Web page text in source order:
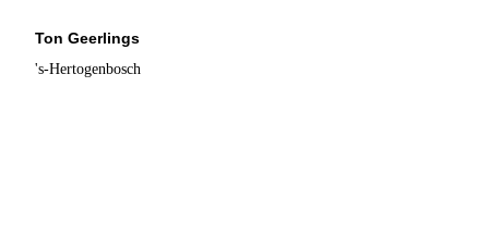
Ton Geerlings
's-Hertogenbosch